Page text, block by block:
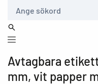
Avtagbara
mm, vit papper